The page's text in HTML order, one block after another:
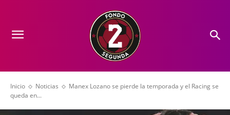
Inicio Noticias
Manex Lozano se pierde la temporada y el Racing se
queda en...